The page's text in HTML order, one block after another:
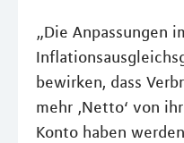
„Die Anpassungen
bewirken, dass
mehr ‚Netto‘ von
Konto haben